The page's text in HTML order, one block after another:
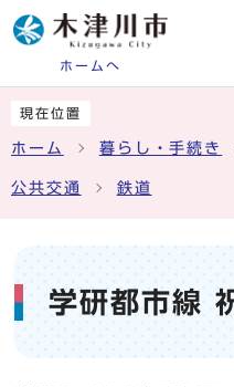
ホームへ
現在位置
ホーム 暮らし・手続き
公共交通 鉄道
学研都市線